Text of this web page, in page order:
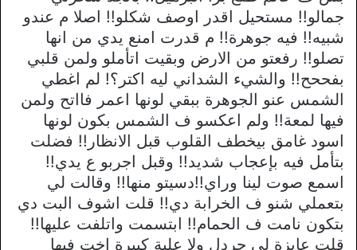
جمالو!! مستحيل اقدر اوصف شكلو!! اصلا م عندو
شبيه!! فيه جوهرة!! م قدرت امنع يدي من انها
تصلو!! رفعتو من الارض وبقيت اتأملو ولمن قلبي
بفححح!! والشيء الشداني ليه اكتر؟! لم اغطي
الشمس عنو الجوهرة ببقي لونها اعمر فااتح ولمن
فيها لمعة!! ولم اعكسو ف الشمس بكون لونها
اسود غامق بيخطف القلوب قبل الانظار!! فضلت
بتأمل فيه بإعجاب شديد!! وقبل اجربو ع يدي!!
اسمع صوت لينا وراي!!دسيتو منها!! وقالت لي
بتعملي شنو ف الخرابة دي!! قلت اشوف البت دي
بتكون نامت ف الحمام!! ابتسمت واتلفت عليها!!
قلت عايزة لي جردل ولا علبة كبيرة اخت فيها